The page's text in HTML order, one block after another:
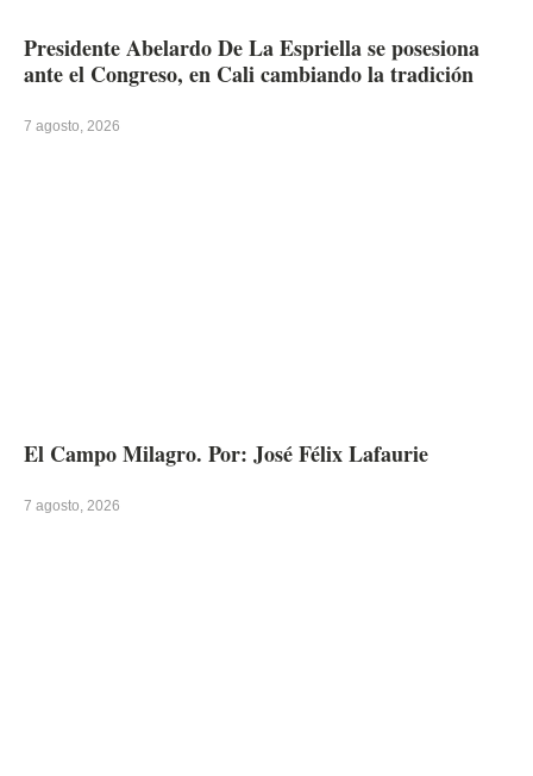
Presidente Abelardo De La Espriella se posesiona
ante el Congreso, en Cali cambiando la tradición
7 agosto, 2026
El Campo Milagro. Por: José Félix Lafaurie
7 agosto, 2026